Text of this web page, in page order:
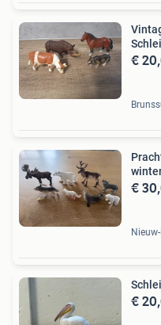
€
€
€